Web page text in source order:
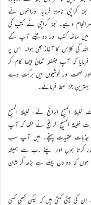
کراچی نامزد فرمایا اورانہوں نے
سرانجام دئیے۔ لجنہ کراچی نے کتب کی
ساٹھ کتب اور دو مجلّے آپ کے
کی کلاس کا آغاز بھی ہوا۔ اس پر
کہ آپ بفضلہٖ تعالیٰ اچھا کام کر
اور صحت اور خوشیوں میں برکت دے
جزا عطا فرمائے۔
الرابعؒ نے، خلیفۃ المسیح
المسیح الرابعؒ نے لکھا کہ آپ
جذبات عقیدت پہنچے۔ میں آپ سب
کرتا ہوں اور اپنے رب سے ہمیشہ
ہوں کہ وہ دن پہلے سے بڑھ کر شان
تھیں۔ ان کی بیٹی کہتی ہیں کہ لیکن کبھی کسی